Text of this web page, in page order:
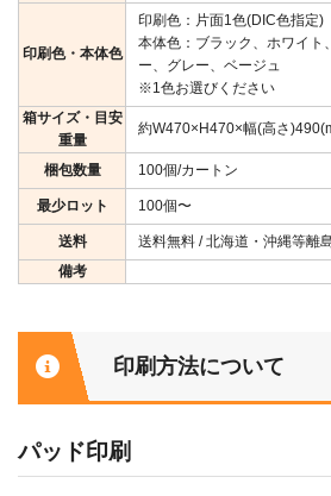
印刷色・本体色
印刷色：片面1色(DIC色指定)
本体色：ブラック、ホワイト
ー、グレー、ベージュ
※1色お選びください
箱サイズ・目安
重量
約W470×H470×幅(高さ
梱包数量 100個/カートン
最少ロット 100個〜
送料
送料無料 / 北海道・沖縄等離
備考
印刷方法について
パッド印刷